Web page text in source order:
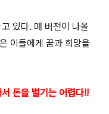
있다. 매 버전이 나올
이들에게 꿈과 희망을
돈을 벌기는 어렵다!!